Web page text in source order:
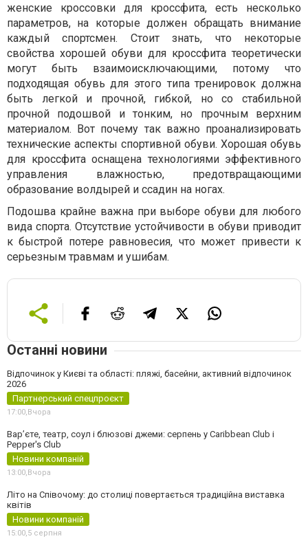
женские кроссовки для кроссфита, есть несколько
параметров, на которые должен обращать внимание
каждый спортсмен. Стоит знать, что некоторые
свойства хорошей обуви для кроссфита теоретически
могут быть взаимоисключающими, потому что
подходящая обувь для этого типа тренировок должна
быть легкой и прочной, гибкой, но со стабильной
прочной подошвой и тонким, но прочным верхним
материалом. Вот почему так важно проанализировать
технические аспекты спортивной обуви. Хорошая обувь
для кроссфита оснащена технологиями эффективного
управления влажностью, предотвращающими
образование волдырей и ссадин на ногах.
Подошва крайне важна при выборе обуви для любого
вида спорта. Отсутствие устойчивости в обуви приводит
к быстрой потере равновесия, что может привести к
серьезным травмам и ушибам.
Останні новини
Відпочинок у Києві та області: пляжі, басейни, активний відпочинок
2026
Партнерський спецпроєкт
17:00, Вчора
Вар’єте, театр, соул і блюзові джеми: серпень у Caribbean Club і
Pepper's Club
Новини компаній
13:00, Вчора
Літо на Співочому: до столиці повертається традиційна виставка
квітів
Новини компаній
15:00, 5 серпня